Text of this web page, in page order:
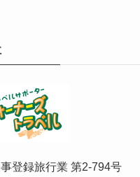
登録旅行業 第2-794号